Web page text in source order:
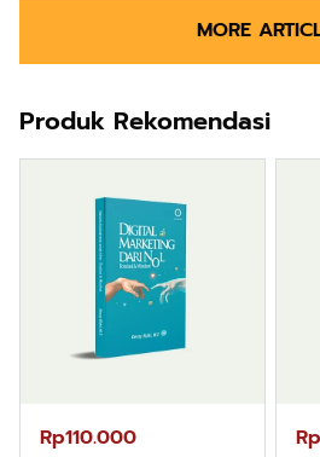
MORE
Produk Rekomendasi
Rp110.000